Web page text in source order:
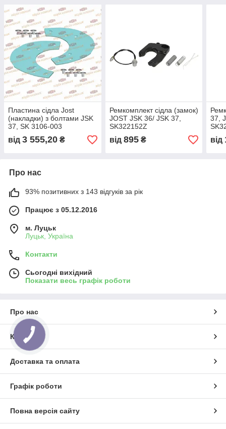
Пластина сідла Jost
(накладки) з болтами JSK
37, SK 3106-003
від 3 555,20 ₴
Ремкомплект сідла (замок)
JOST JSK 36/ JSK 37,
SK322152Z
від 895₴
37,
від
Про нас
93% позитивних з 143 відгуків за рік
Працює з 05.12.2016
м. Луцьк
Луцьк, Україна
Контакти
Сьогодні вихідний
Показати весь графік роботи
Про нас
Контакти
Доставка та оплата
Графік роботи
Повна версія сайту